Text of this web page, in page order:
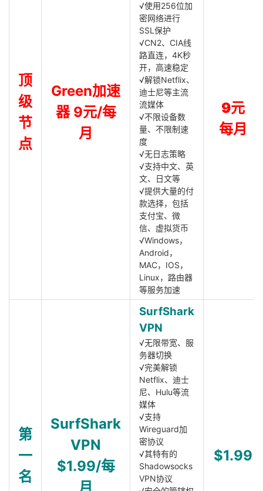
顶
级
节
点
Green加速
器 9元/每
月
√使用256位加
密网络进行
SSL保护
√CN2、CIA线
路直连，4K秒
开，高速稳定
√解锁Netflix、
迪士尼等主流
流媒体
√不限设备数
量、不限制速
度
√无日志策略
√支持中文、英
文、日文等
√提供大量的付
款选择，包括
支付宝、微
信、虚拟货币
√Windows，
Android，
MAC，IOS，
Linux，路由器
等服务加速
9元
每月
第
一
名
SurfShark
VPN
$1.99/每
月
SurfShark
VPN
√无限带宽、服
务器切换
√完美解锁
Netflix、迪士
尼、Hulu等流
媒体
√支持
Wireguard加
密协议
√其特有的
Shadowsocks
VPN协议
$1.99